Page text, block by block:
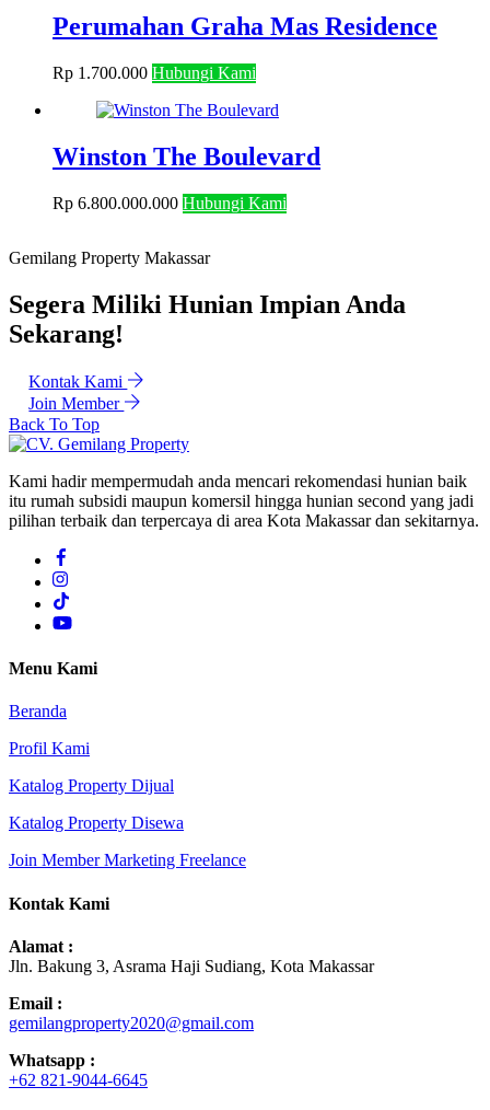
Perumahan Graha Mas Residence
Rp 1.700.000 Hubungi Kami
Winston The Boulevard
Rp 6.800.000.000 Hubungi Kami
Gemilang Property Makassar
Segera Miliki Hunian Impian Anda
Sekarang!
Kontak Kami
Join Member
Back To Top
Kami hadir mempermudah anda mencari rekomendasi hunian baik
itu rumah subsidi maupun komersil hingga hunian second yang jadi
pilihan terbaik dan terpercaya di area Kota Makassar dan sekitarnya.
Menu Kami
Beranda
Profil Kami
Katalog Property Dijual
Katalog Property Disewa
Join Member Marketing Freelance
Kontak Kami
Alamat :
Jln. Bakung 3, Asrama Haji Sudiang, Kota Makassar
Email :
gemilangproperty2020@gmail.com
Whatsapp :
+62 821-9044-6645